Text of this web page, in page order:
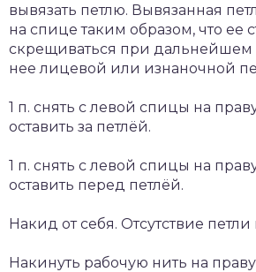
вывязать петлю. Вывязанная
на спице таким образом, что ее
скрещиваться при
нее лицевой или изнаночной
1 п. снять с левой спицы на
оставить за петлёй.
1 п. снять с левой спицы на
оставить перед петлёй.
Накид от себя. Отсутствие петли
Накинуть рабочую нить на